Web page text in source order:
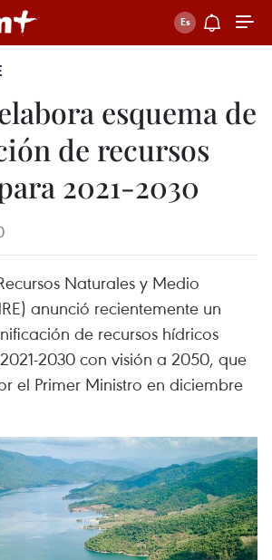
esquema de
de recursos
2021-2030
Naturales y Medio
anunció recientemente un
de recursos hídricos
2030 con visión a 2050, que
el Primer Ministro en diciembre